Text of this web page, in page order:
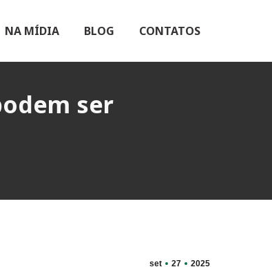
NA MÍDIA BLOG CONTATOS
ser
set 27 2025